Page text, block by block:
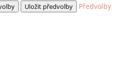
Uložit předvolby
Předvolby